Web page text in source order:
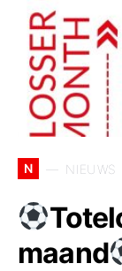
N NIEUWS
maand